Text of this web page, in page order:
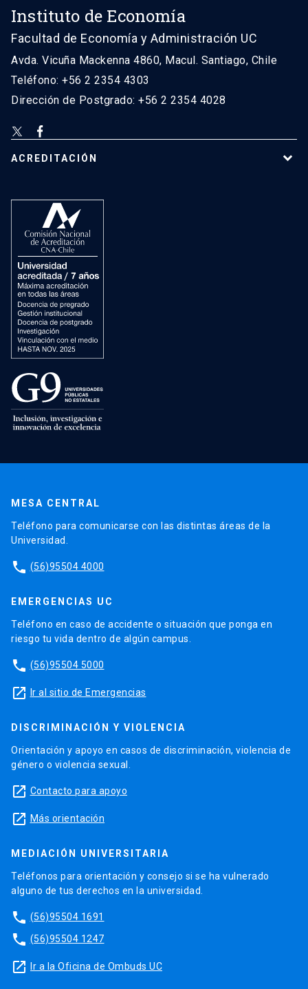
Instituto de Economía
Facultad de Economía y Administración UC
Avda. Vicuña Mackenna 4860, Macul. Santiago, Chile
Teléfono: +56 2 2354 4303
Dirección de Postgrado: +56 2 2354 4028
ACREDITACIÓN
MESA CENTRAL
Teléfono para comunicarse con las distintas áreas de la
Universidad.
phone (56)95504 4000
EMERGENCIAS UC
Teléfono en caso de accidente o situación que ponga en
riesgo tu vida dentro de algún campus.
phone (56)95504 5000
launch Ir al sitio de Emergencias
DISCRIMINACIÓN Y VIOLENCIA
Orientación y apoyo en casos de discriminación, violencia de
género o violencia sexual.
launch Contacto para apoyo
launch Más orientación
MEDIACIÓN UNIVERSITARIA
Teléfonos para orientación y consejo si se ha vulnerado
alguno de tus derechos en la universidad.
phone (56)95504 1691
phone (56)95504 1247
launch Ir a la Oficina de Ombuds UC